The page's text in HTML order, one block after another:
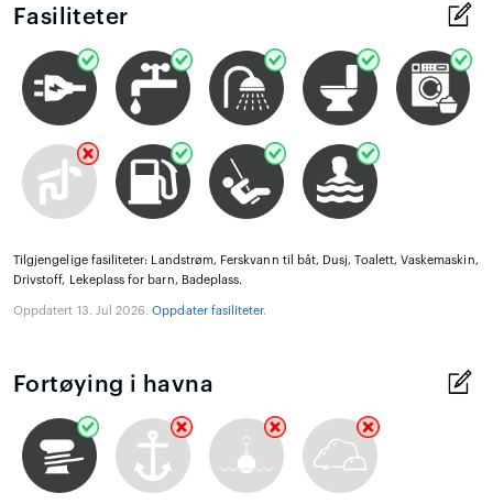
Fasiliteter
Tilgjengelige fasiliteter: Landstrøm, Ferskvann til båt, Dusj, Toalett, Vaskemaskin,
Drivstoff, Lekeplass for barn, Badeplass.
Oppdatert 13. Jul 2026.Oppdater fasiliteter.
Fortøying i havna